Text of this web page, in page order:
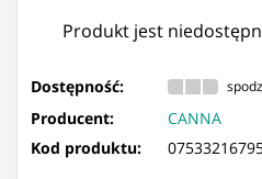
Produkt jest
Dostępność:
Producent:
CANNA
Kod produktu: